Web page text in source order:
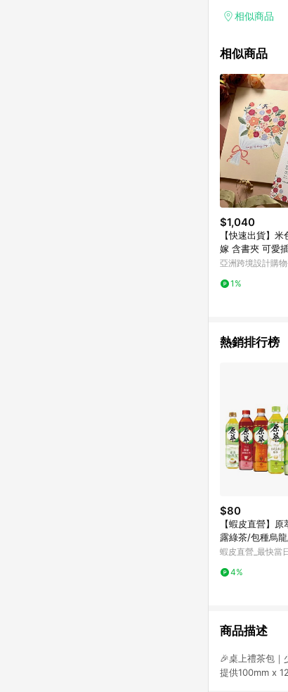
格，部分退款
使用規則請以點
相似商品
相似商品
$1,040
【快速出貨】
嫁 含書夾 可愛
亞洲跨境設計購
1%
熱銷排行榜
$80
【蝦皮直營】
露綠茶/包種烏
茶/玄米綠茶
蝦皮直營_最快當
4%
商品描述
🎉桌上禮茶包｜
提供100mm x